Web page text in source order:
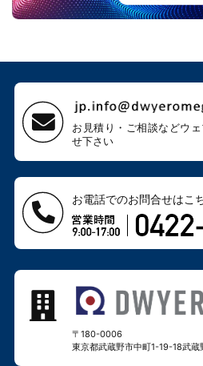
お見積り・ご相談などウェ
せ下さい
お電話でのお問合せはこ
〒180-0006
東京都武蔵野市中町1-19-18武蔵